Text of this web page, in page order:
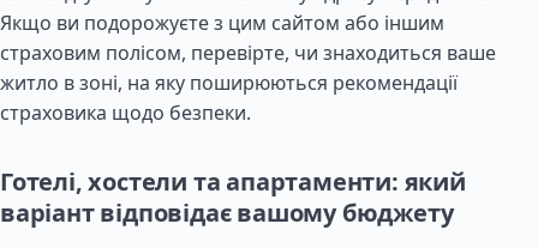
Якщо ви подорожуєте з цим сайтом або іншим
страховим полісом, перевірте, чи знаходиться ваше
житло в зоні, на яку поширюються рекомендації
страховика щодо безпеки.
Готелі, хостели та апартаменти: який
варіант відповідає вашому бюджету